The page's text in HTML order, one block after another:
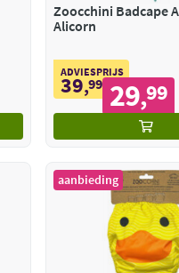
Zoocchini Badcape
Alicorn
ADVIESPRIJS
39,99 29,99
aanbieding